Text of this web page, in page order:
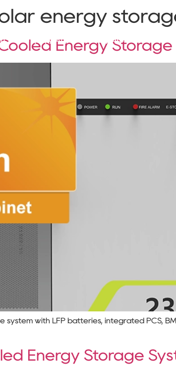
Продукция Проекты
energy
Energy Storage
system with LFP batteries, integrated PCS,
Energy Storage